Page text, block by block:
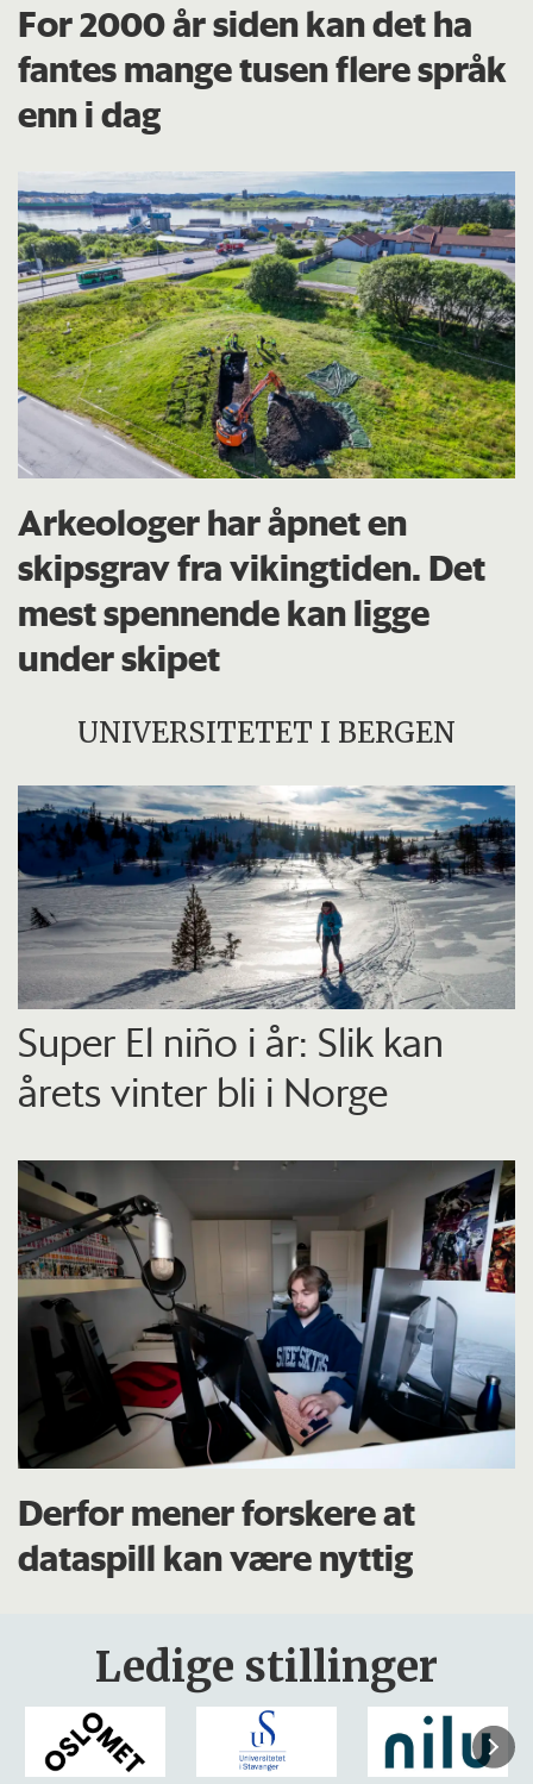
For 2000 år siden kan det ha
fantes mange tusen flere språk
enn i dag
Arkeologer har åpnet en
skipsgrav fra vikingtiden. Det
mest spennende kan ligge
under skipet
UNIVERSITETET I BERGEN
Super El niño i år: Slik kan
årets vinter bli i Norge
Derfor mener forskere at
dataspill kan være nyttig
Ledige stillinger